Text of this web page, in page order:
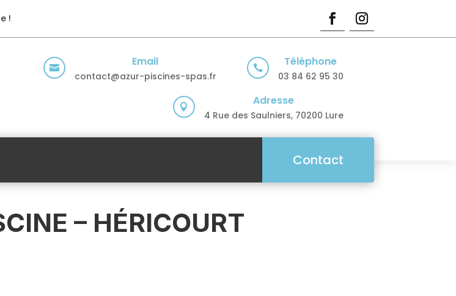
!
 Email
contact@azur-piscines-spas.fr
 Téléphone
03 84 62 95 30
 Adresse
4 Rue des Saulniers, 70200 Lure
Contact
– HÉRICOURT